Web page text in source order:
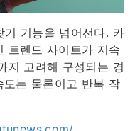
기 기능을 넘어선다. 카
트렌드 사이트가 지속
지 고려해 구성되는 경
는 물론이고 반복 작